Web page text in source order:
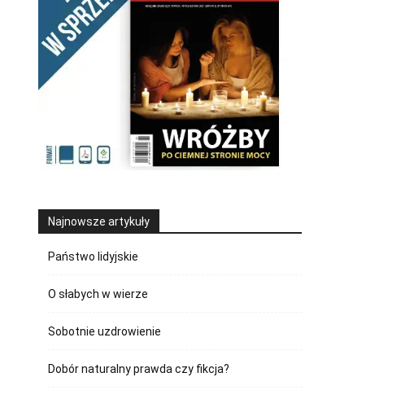
Najnowsze artykuły
Państwo lidyjskie
O słabych w wierze
Sobotnie uzdrowienie
Dobór naturalny prawda czy fikcja?